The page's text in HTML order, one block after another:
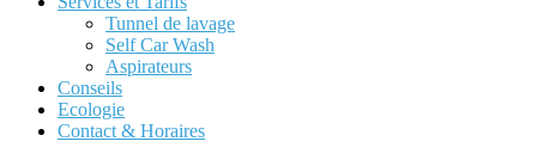
Tunnel de lavage
Self Car Wash
Aspirateurs
Conseils
Ecologie
Contact & Horaires